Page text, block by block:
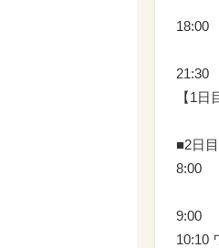
18:00
井黒
21:30
【1
■2日
8:00
出発
9:00
10:10